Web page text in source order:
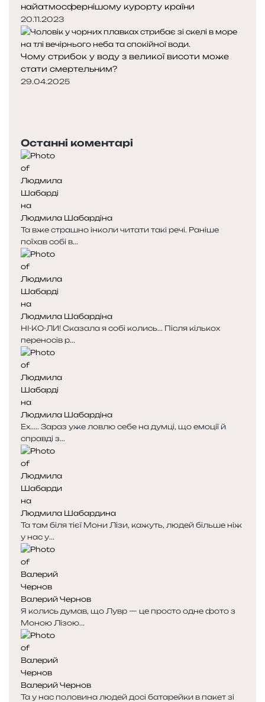
найатмосфернішому курорту країни
20.11.2023
Чому стрибок у воду з великої висоти може
стати смертельним?
29.04.2025
р
е
д
н
я
с
т
о
р
і
н
к
а
т
у
п
н
а
с
т
о
р
і
н
к
а
Останні коментарі
Людмила Шабардіна
Та вже страшно інколи читати такі речі. Раніше
поїхав собі в...
Людмила Шабардіна
НІ-КО-ЛИ! Сказала я собі колись... Після кількох
переносів р...
Людмила Шабардіна
Ех..... Зараз уже ловлю себе на думці, що емоції й
справді з...
Людмила Шабардина
Та там біля тієї Мони Лізи, кажуть, людей більше ніж
у нас у...
Валерий Чернов
Я колись думав, що Лувр — це просто одне фото з
Моною Лізою...
Валерий Чернов
Та у нас половина людей досі батарейки в пакет зі